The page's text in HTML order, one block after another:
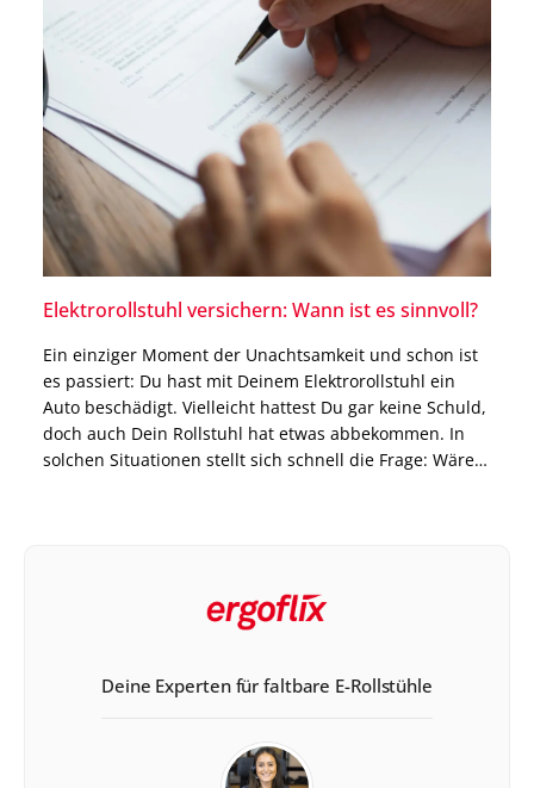
Elektrorollstuhl versichern: Wann ist es sinnvoll?
Ein einziger Moment der Unachtsamkeit und schon ist
es passiert: Du hast mit Deinem Elektrorollstuhl ein
Auto beschädigt. Vielleicht hattest Du gar keine Schuld,
doch auch Dein Rollstuhl hat etwas abbekommen. In
solchen Situationen stellt sich schnell die Frage: Wäre
Deine Experten für faltbare E-Rollstühle